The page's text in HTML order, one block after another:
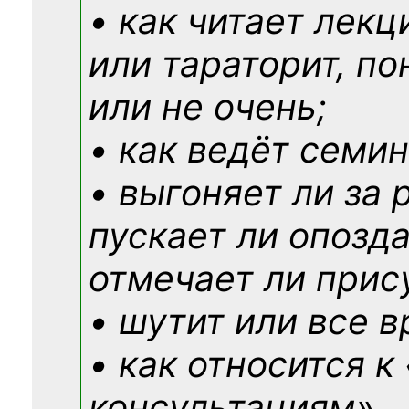
• как читает
или тараторит,
или не очень;
• как ведёт
• выгоняет ли за
пускает ли
отмечает ли
• шутит или все
• как относится